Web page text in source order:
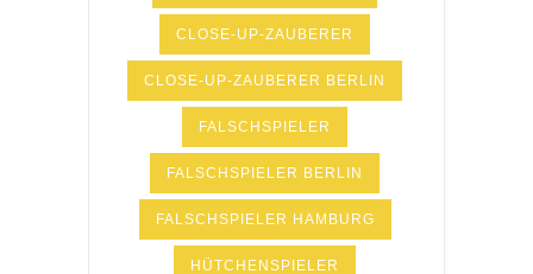
CLOSE-UP-ZAUBERER
CLOSE-UP-ZAUBERER BERLIN
FALSCHSPIELER
FALSCHSPIELER BERLIN
FALSCHSPIELER HAMBURG
HÜTCHENSPIELER